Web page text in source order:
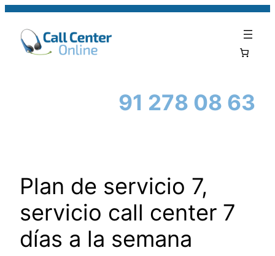
91 278 08 63
Plan de servicio 7,
servicio call center 7
días a la semana